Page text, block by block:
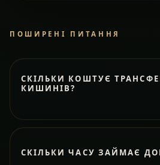
ПОШИРЕНІ ПИТАННЯ
СКІЛЬКИ КОШТУЄ
КИШИНІВ?
СКІЛЬКИ ЧАСУ ЗАЙМАЄ